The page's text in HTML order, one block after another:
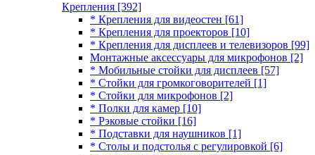
Крепления [392]
* Крепления для видеостен [61]
* Крепления для проекторов [10]
* Крепления для дисплеев и телевизоров [99]
Монтажные аксессуары для микрофонов [2]
* Мобильные стойки для дисплеев [57]
* Стойки для громкоговорителей [1]
* Стойки для микрофонов [2]
* Полки для камер [10]
* Рэковые стойки [16]
* Подставки для наушников [1]
* Столы и подстолья с регулировкой [6]